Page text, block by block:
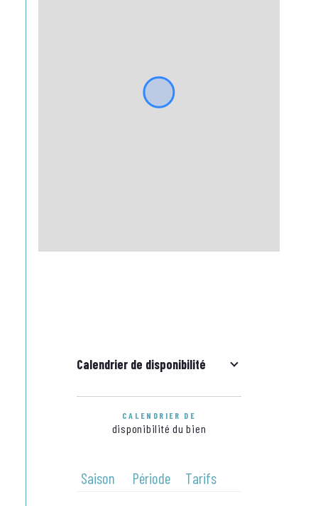
Calendrier de disponibilité
CALENDRIER DE
disponibilité du bien
Saison Période Tarifs